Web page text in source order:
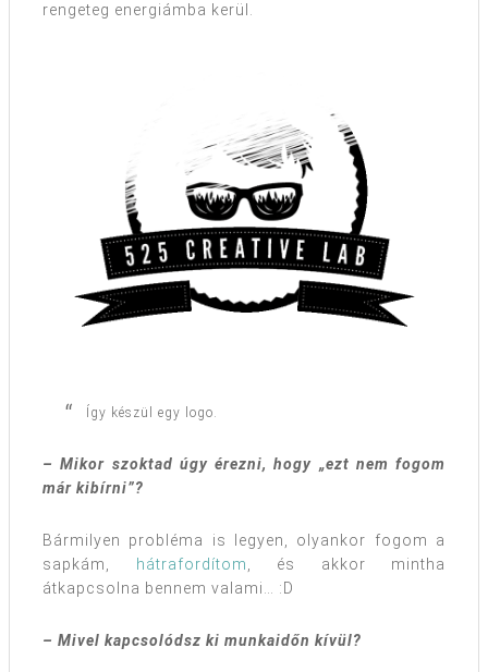
rengeteg energiámba kerül.
Így készül egy logo.
– Mikor szoktad úgy érezni, hogy „ezt nem fogom
már kibírni”?
Bármilyen probléma is legyen, olyankor fogom a
sapkám,
hátrafordítom , és akkor mintha
átkapcsolna bennem valami… :D
– Mivel kapcsolódsz ki munkaidőn kívül?